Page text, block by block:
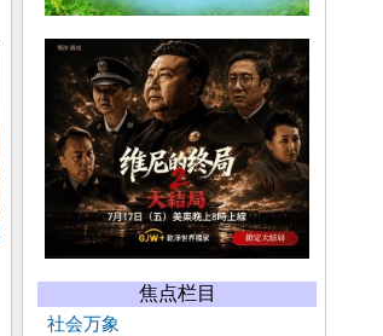
焦点栏目
社会万象